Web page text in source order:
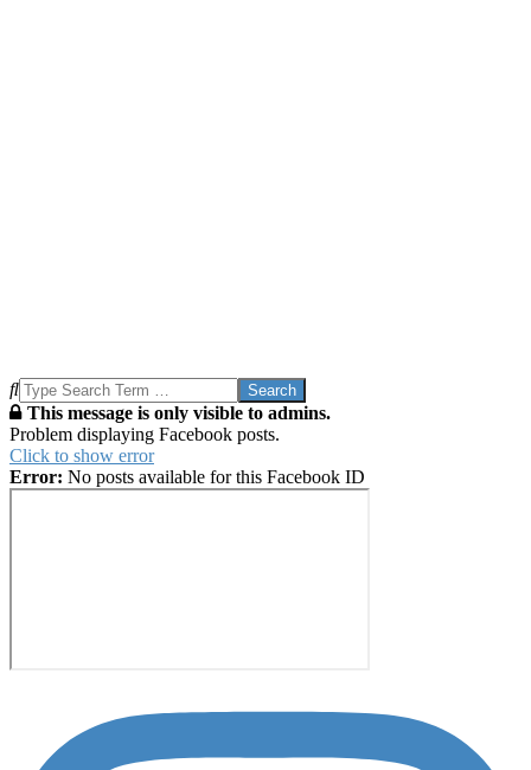
Search
This message is only visible to admins.
Problem displaying Facebook posts.
Click to show error
Error: No posts available for this Facebook ID